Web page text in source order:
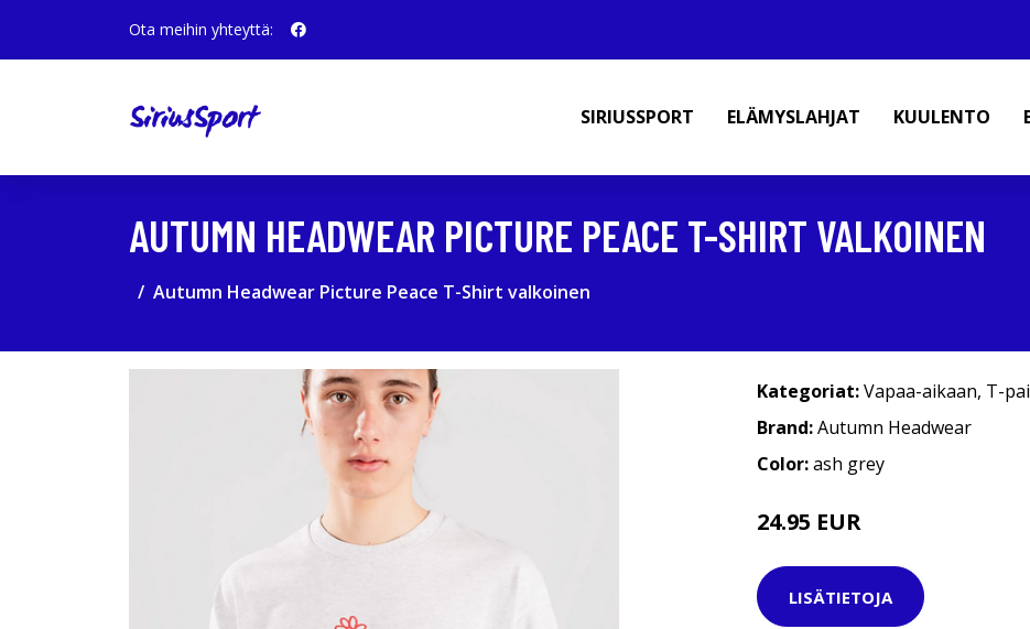
Ota meihin yhteyttä:
SIRIUSSPORT ELÄMYSLAHJAT KUULENTO
AUTUMN HEADWEAR PICTURE PEACE T-SHIRT VALKOINEN
Autumn Headwear Picture Peace T-Shirt valkoinen
Kategoriat:Vapaa-aikaan, T-
Brand:Autumn Headwear
Color:ash grey
24.95 EUR
LISÄTIETOJA